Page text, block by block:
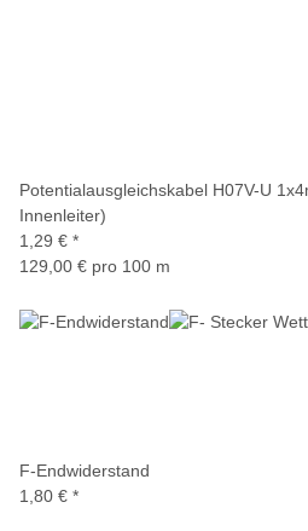
Potentialausgleichskabel H07V-U
Innenleiter)
1,29 € *
129,00 € pro 100 m
F-Endwiderstand
1,80 € *